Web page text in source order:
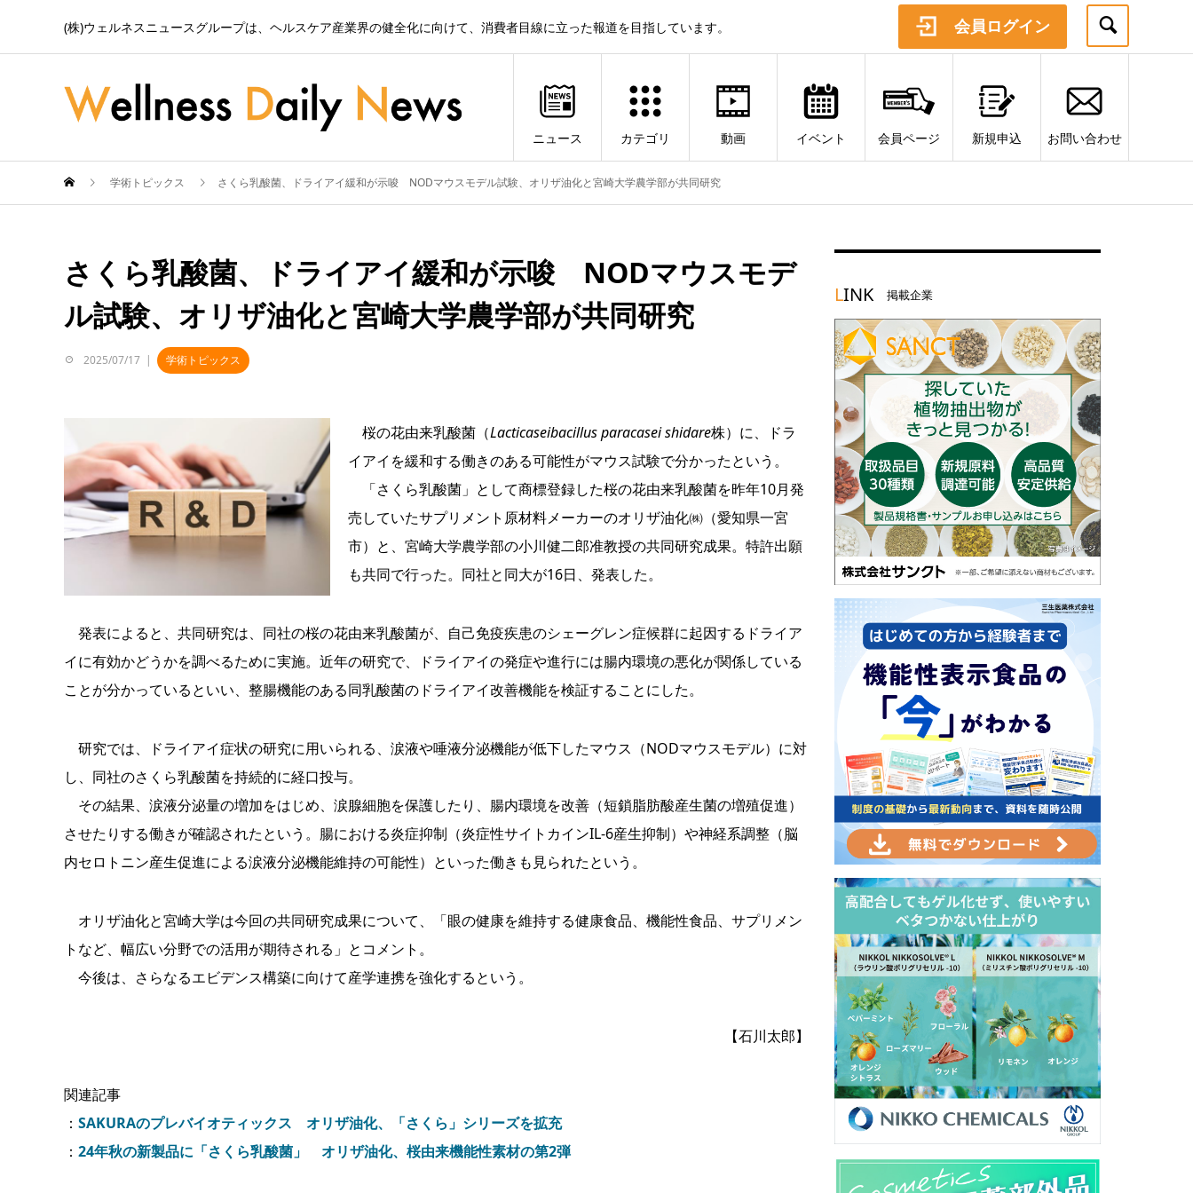
(株)ウェルネスニュースグループは、ヘルスケア産業界の健全化に向けて、消費者目線に立った報道を目指しています。 会員ログイン
ニュース カテゴリ 動画 イベント 会員ページ 新規申込 お問い合わせ
学術トピックス さくら乳酸菌、ドライアイ緩和が示唆 NODマウスモデル試験、オリザ油化と宮崎大学農学部が共同研究
さくら乳酸菌、ドライアイ緩和が示唆 NODマウスモデ
ル試験、オリザ油化と宮崎大学農学部が共同研究
2025/07/17 学術トピックス
桜の花由来乳酸菌（Lacticaseibacillus paracasei shidare株）に、ドラ
イアイを緩和する働きのある可能性がマウス試験で分かったという。
「さくら乳酸菌」として商標登録した桜の花由来乳酸菌を昨年10月発
売していたサプリメント原材料メーカーのオリザ油化㈱（愛知県一宮
市）と、宮崎大学農学部の小川健二郎准教授の共同研究成果。特許出願
も共同で行った。同社と同大が16日、発表した。
発表によると、共同研究は、同社の桜の花由来乳酸菌が、自己免疫疾患のシェーグレン症候群に起因するドライア
イに有効かどうかを調べるために実施。近年の研究で、ドライアイの発症や進行には腸内環境の悪化が関係している
ことが分かっているといい、整腸機能のある同乳酸菌のドライアイ改善機能を検証することにした。
研究では、ドライアイ症状の研究に用いられる、涙液や唾液分泌機能が低下したマウス（NODマウスモデル）に対
し、同社のさくら乳酸菌を持続的に経口投与。
その結果、涙液分泌量の増加をはじめ、涙腺細胞を保護したり、腸内環境を改善（短鎖脂肪酸産生菌の増殖促進）
させたりする働きが確認されたという。腸における炎症抑制（炎症性サイトカインIL-6産生抑制）や神経系調整（脳
内セロトニン産生促進による涙液分泌機能維持の可能性）といった働きも見られたという。
オリザ油化と宮崎大学は今回の共同研究成果について、「眼の健康を維持する健康食品、機能性食品、サプリメン
トなど、幅広い分野での活用が期待される」とコメント。
今後は、さらなるエビデンス構築に向けて産学連携を強化するという。
【石川太郎】
関連記事
： SAKURAのプレバイオティックス オリザ油化、「さくら」シリーズを拡充
： 24年秋の新製品に「さくら乳酸菌」 オリザ油化、桜由来機能性素材の第2弾
LINK 掲載企業